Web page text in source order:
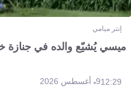
إنتر ميامي
ميسي يُشيّع والده في جنازة
12:299 أغسطس 2026